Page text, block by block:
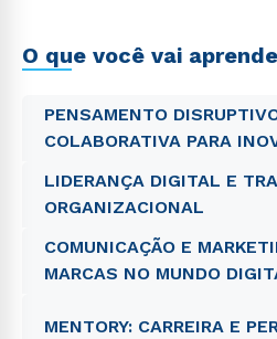
O que você vai
PENSAMENTO
COLABORATIVA PARA
LIDERANÇA DIGITAL E
ORGANIZACIONAL
COMUNICAÇÃO E
MARCAS NO MUNDO
MENTORY: CARREIRA E